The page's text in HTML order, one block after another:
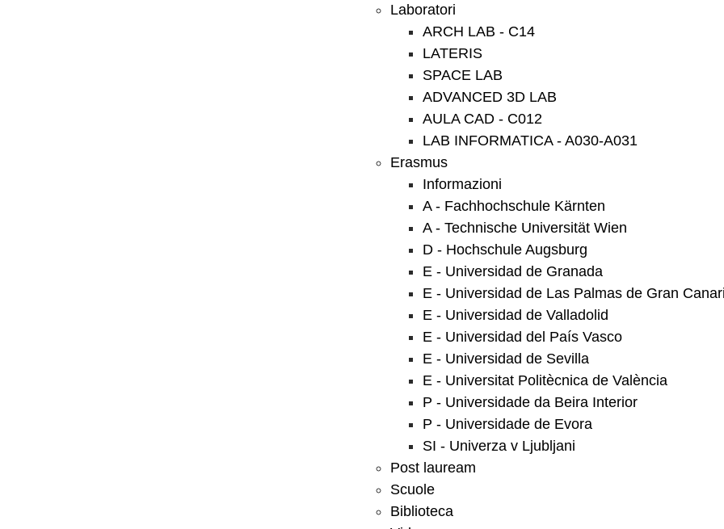
Laboratori
ARCH LAB - C14
LATERIS
SPACE LAB
ADVANCED 3D LAB
AULA CAD - C012
LAB INFORMATICA - A030-A031
Erasmus
Informazioni
A - Fachhochschule Kärnten
A - Technische Universität Wien
D - Hochschule Augsburg
E - Universidad de Granada
E - Universidad de Las Palmas de Gran
E - Universidad de Valladolid
E - Universidad del País Vasco
E - Universidad de Sevilla
E - Universitat Politècnica de València
P - Universidade da Beira Interior
P - Universidade de Evora
SI - Univerza v Ljubljani
Post lauream
Scuole
Biblioteca